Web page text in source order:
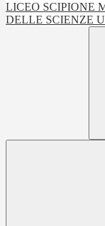
LICEO SCIPIONE
DELLE SCIENZE